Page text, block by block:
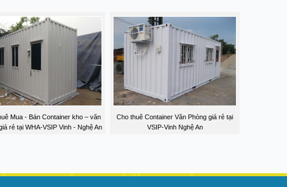
Mua - Bán Container kho – văn
rẻ tại WHA-VSIP Vinh - Nghệ An
Cho thuê Container Văn Phòng giá rẻ tại
VSIP-Vinh Nghệ An